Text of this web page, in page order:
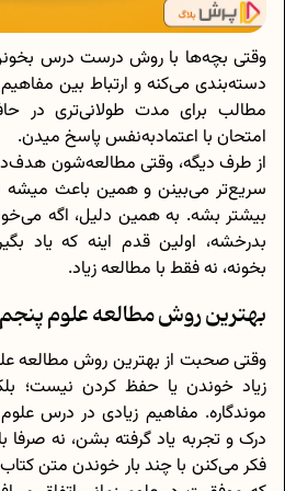
وقتی بچه‌ها با روش درست درس
دسته‌بندی می‌کنه و ارتباط بین
مطالب برای مدت طولانی‌تری در
امتحان با اعتمادبه‌نفس پاسخ میدن.
از طرف دیگه، وقتی مطالعه‌شون
سریع‌تر می‌بینن و همین باعث میشه
بیشتر بشه. به همین دلیل، اگه
بدرخشه، اولین قدم اینه که یاد
بخونه، نه فقط با مطالعه زیاد.
بهترین روش مطالعه علوم پنجم
وقتی صحبت از بهترین روش مطالعه
زیاد خوندن یا حفظ کردن نیست؛
موندگاره. مفاهیم زیادی در درس
درک و تجربه یاد گرفته بشن، نه صرفا
فکر می‌کنن با چند بار خوندن متن